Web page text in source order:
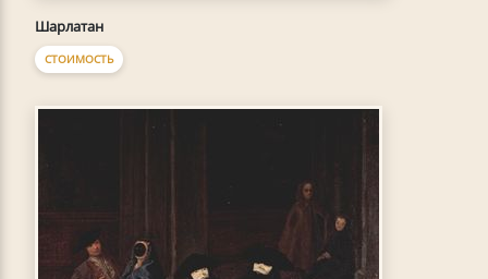
Шарлатан
СТОИМОСТЬ